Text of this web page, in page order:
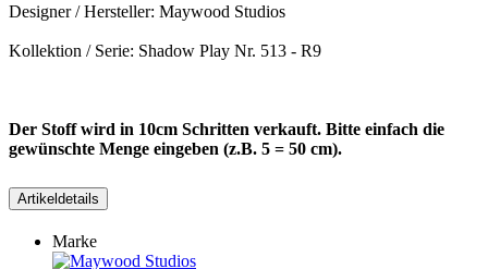
Designer / Hersteller: Maywood Studios
Kollektion / Serie: Shadow Play Nr. 513 - R9
Der Stoff wird in 10cm Schritten verkauft. Bitte einfach die
gewünschte Menge eingeben (z.B. 5 = 50 cm).
Artikeldetails
Marke